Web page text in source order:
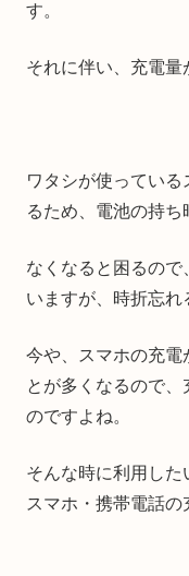
す。
それに伴い、充電量
ワタシが使ってい
るため、電池の持ち
なくなると困るので
いますが、時折忘れ
今や、スマホの充電
とが多くなるので
のですよね。
そんな時に利用した
スマホ・携帯電話の